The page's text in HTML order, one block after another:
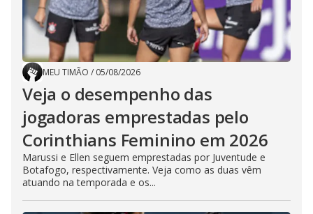
MEU TIMÃO / 05/08/2026
Veja o desempenho das
jogadoras emprestadas pelo
Corinthians Feminino em 2026
Marussi e Ellen seguem emprestadas por Juventude e
Botafogo, respectivamente. Veja como as duas vêm
atuando na temporada e os...